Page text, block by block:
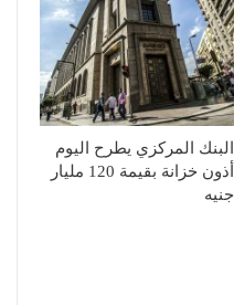
البنك المركزي يطرح اليوم
أذون خزانة بقيمة 120 مليار
جنيه